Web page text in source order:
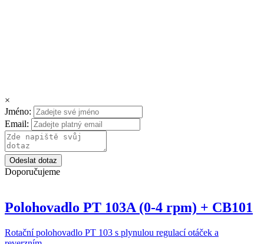
There are no reviews yet.
Be the first to review “Bowden Binzel pr.1,0-1,2 5m červený”
Vaše e-mailová adresa nebude zveřejněna.
jsou označeny*
Your review*
×
Jméno:
Email:
Odeslat dotaz
Doporučujeme
Polohovadlo PT 103A (0-4 rpm) + CB101
Rotační polohovadlo PT 103 s plynulou regulací otáček a